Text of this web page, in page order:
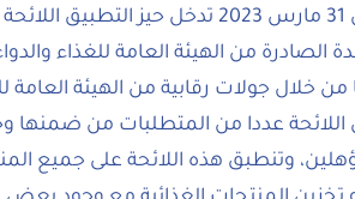
من خلال جولات رقابية من الهيئة العامة
اللائحة عددا من المتطلبات من ضمنها
وتنطبق هذه اللائحة على جميع